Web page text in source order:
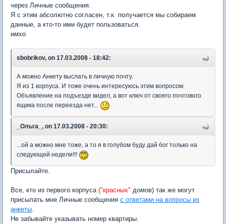
через Личные сообщения.
Я с этим абсолютно согласен, т.к. получается мы собираем
данные, а кто-то ими будет пользоваться.
имхо
sbobrikov, on 17.03.2008 - 18:42:
А можно Анкету выслать в личную почту.
Я из 1 корпуса. И тоже очень интересуюсь этим вопросом.
Объявление на подъезде видел, а вот ключ от своего почтового
ящика после переезда нет...
_Ольга_, on 17.03.2008 - 20:30:
...ой а можно мне тоже, а то я в голубом буду дай бог только на
следующей недели!!!
Присылайте.
Все, кто из первого корпуса ("красных" домов) так же могут
присылать мне Личные сообщения с ответами на вопросы из
анкеты.
Не забывайте указывать номер квартиры.